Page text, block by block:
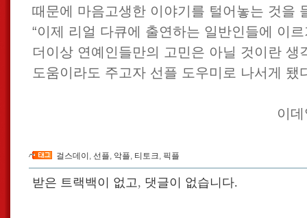
때문에 마음고생한 이야기를 털어놓는 것을
“이제 리얼 다큐에 출연하는 일반인들에 이
더이상 연예인들만의 고민은 아닐 것이란 생
도움이라도 주고자 선플 도우미로 나서게 됐
이
걸스데이 , 선플, 악플, 티토크, 픽플
받은 트랙백이 없고, 댓글이 없습니다.